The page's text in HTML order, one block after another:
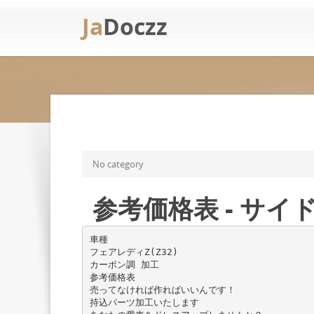
JaDoczz
No category
参考価格表 - サイ
車種
フェアレディZ(Z32)
カーボン調 加工
参考価格表
売ってなければ作ればいいんです！
持込パーツ加工いたします